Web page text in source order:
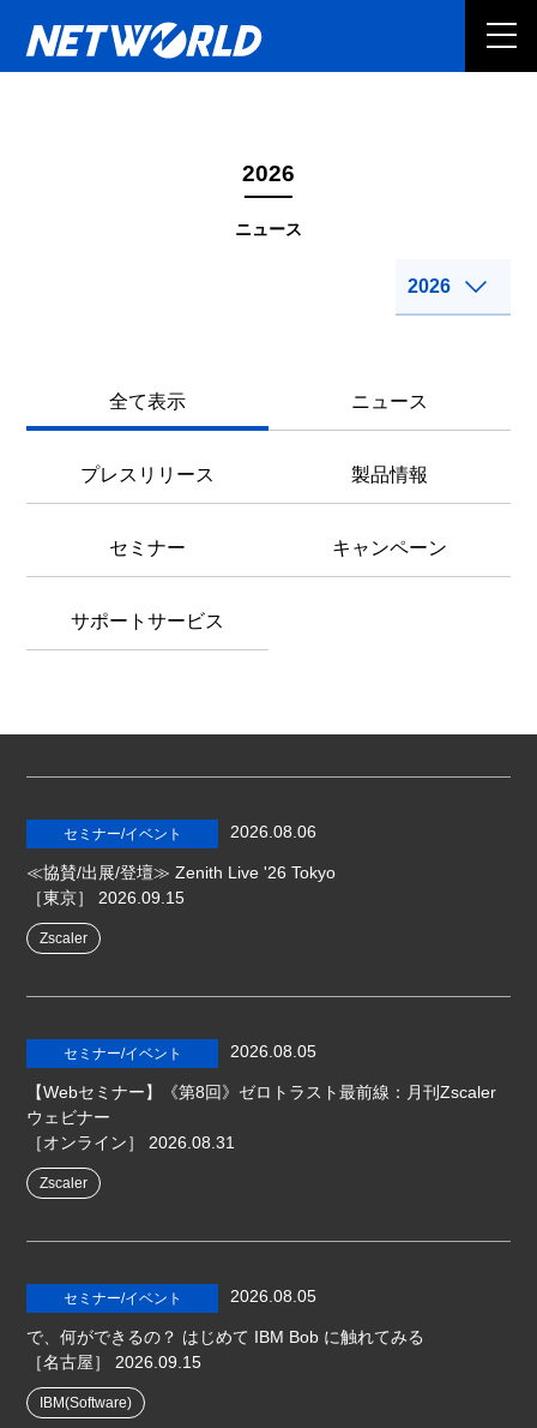
ニュース
2026
全て表示 ニュース
プレスリリース 製品情報
セミナー キャンペーン
サポートサービス
セミナー/イベント 2026.08.06
≪協賛/出展/登壇≫ Zenith Live '26 Tokyo
［東京］
2026.09.15
Zscaler
セミナー/イベント 2026.08.05
【Webセミナー】《第8回》ゼロトラスト最前線：月刊Zscaler
ウェビナー
［オンライン］
2026.08.31
Zscaler
セミナー/イベント 2026.08.05
で、何ができるの？ はじめて IBM Bob に触れてみる
［名古屋］
2026.09.15
IBM(Software)